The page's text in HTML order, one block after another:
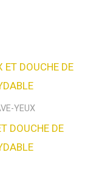
YEUX
DOUCHE DE